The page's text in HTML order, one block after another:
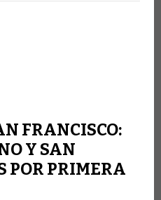
FRANCISCO:
Y SAN
POR PRIMERA